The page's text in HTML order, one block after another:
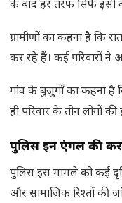
के बाद हर तरफ सिर्फ इसी
ग्रामीणों का कहना है कि
कर रहे हैं। कई परिवारों ने
गांव के बुजुर्गों का कहना
ही परिवार के तीन लोगों
पुलिस इन एंगल की कर
पुलिस इस मामले को कई
और सामाजिक रिश्तों की